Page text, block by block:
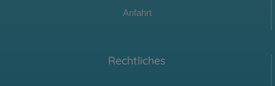
Anfahrt
Rechtliches